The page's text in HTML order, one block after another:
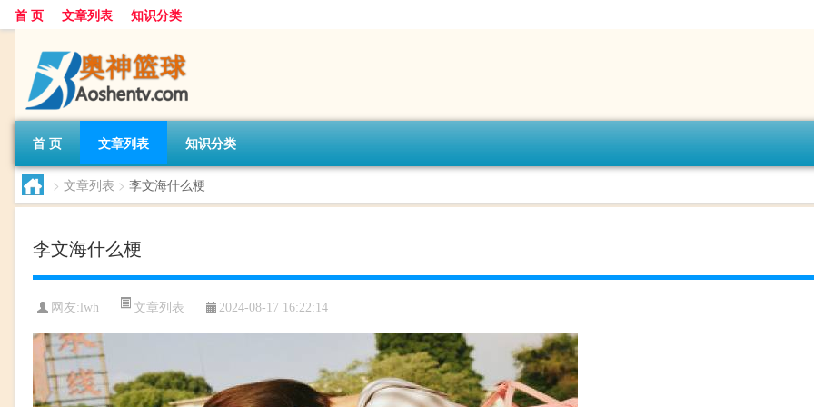
首 页 文章列表 知识分类
首 页 文章列表 知识分类
> 文章列表 > 李文海什么梗
李文海什么梗
网友:lwh 文章列表 2024-08-17 16:22:14